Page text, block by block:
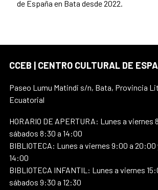
de España en Bata desde 2022.
CCEB | CENTRO CULTURAL DE
Paseo Lumu Matindi s/n, Bata, Provincia
Ecuatorial
HORARIO DE APERTURA: Lunes a viernes
sábados 8:30 a 14:00
BIBLIOTECA: Lunes a viernes 9:00 a
14:00
BIBLIOTECA INFANTIL: Lunes a viernes
sábados 9:30 a 12:30